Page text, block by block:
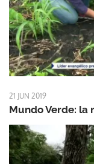
21 JUN 2019
Mundo Verde: la